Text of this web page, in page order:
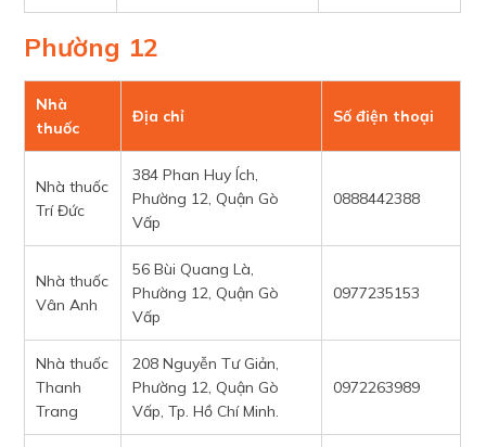
Phường 12
Nhà
thuốc
Địa chỉ Số điện thoại
Nhà thuốc
Trí Đức
384 Phan Huy Ích,
Phường 12, Quận Gò
Vấp
0888442388
Nhà thuốc
Vân Anh
56 Bùi Quang Là,
Phường 12, Quận Gò
Vấp
0977235153
Nhà thuốc
Thanh
Trang
208 Nguyễn Tư Giản,
Phường 12, Quận Gò
Vấp, Tp. Hồ Chí Minh.
0972263989